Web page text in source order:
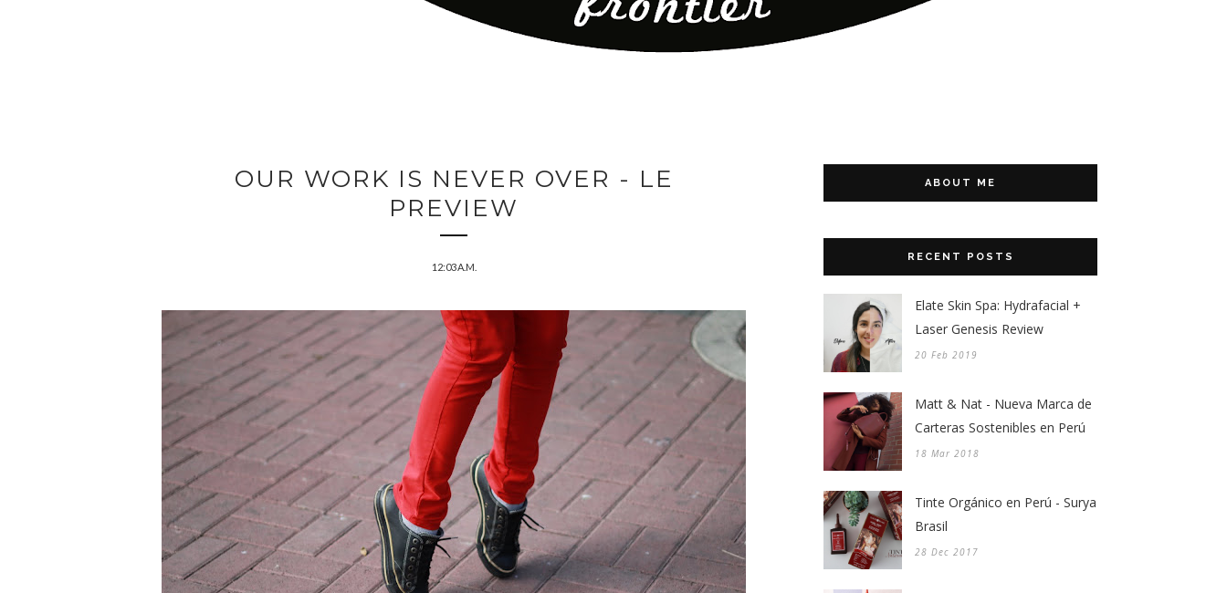
OUR WORK IS NEVER OVER - LE
PREVIEW
12:03 A.M.
ABOUT ME
RECENT POSTS
Elate Skin Spa: Hydrafacial +
Laser Genesis Review
20 Feb 2019
Matt & Nat - Nueva Marca de
Carteras Sostenibles en Perú
18 Mar 2018
Tinte Orgánico en Perú - Surya
Brasil
28 Dec 2017